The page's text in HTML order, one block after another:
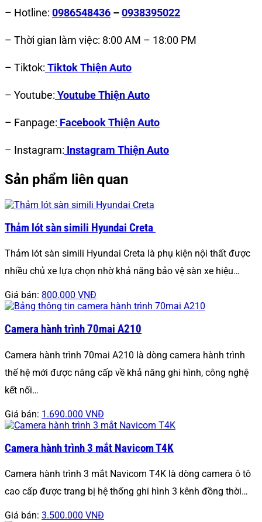
– Hotline: 0986548436 –0938395022
– Thời gian làm việc: 8:00 AM – 18:00 PM
– Tiktok: Tiktok Thiện Auto
– Youtube: Youtube Thiện Auto
– Fanpage: Facebook Thiện Auto
– Instagram: Instagram Thiện Auto
Sản phẩm liên quan
Thảm lót sàn simili Hyundai Creta
Thảm lót sàn simili Hyundai Creta là phụ kiện nội thất được
nhiều chủ xe lựa chọn nhờ khả năng bảo vệ sàn xe hiệu…
Giá bán: 800.000 VNĐ
Camera hành trình 70mai A210
Camera hành trình 70mai A210 là dòng camera hành trình
thế hệ mới được nâng cấp về khả năng ghi hình, công nghệ
kết nối…
Giá bán: 1.690.000 VNĐ
Camera hành trình 3 mắt Navicom T4K
Camera hành trình 3 mắt Navicom T4K là dòng camera ô tô
cao cấp được trang bị hệ thống ghi hình 3 kênh đồng thời…
Giá bán: 3.500.000 VNĐ